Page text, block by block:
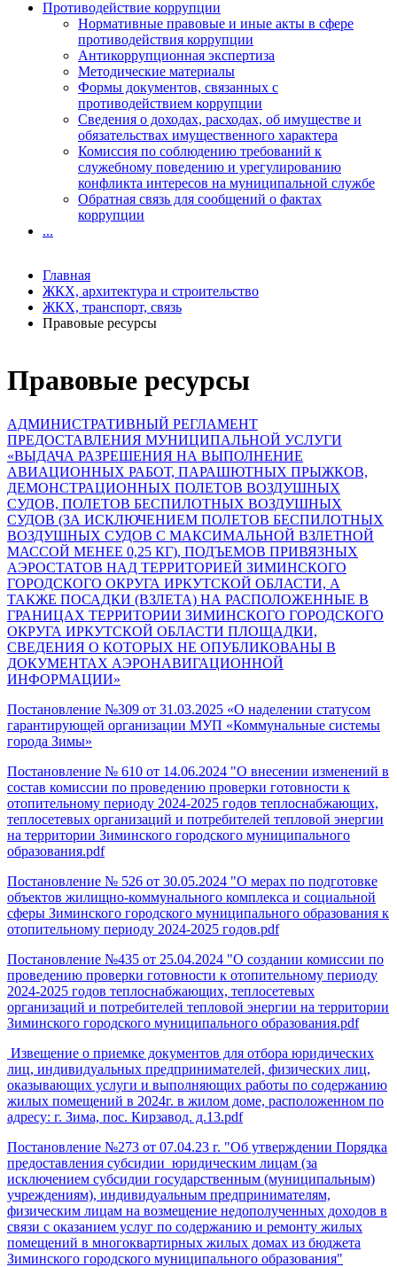
Правовые ресурсы
АДМИНИСТРАТИВНЫЙ РЕГЛАМЕНТ
ПРЕДОСТАВЛЕНИЯ МУНИЦИПАЛЬНОЙ УСЛУГИ
«ВЫДАЧА РАЗРЕШЕНИЯ НА ВЫПОЛНЕНИЕ
АВИАЦИОННЫХ РАБОТ, ПАРАШЮТНЫХ ПРЫЖКОВ,
ДЕМОНСТРАЦИОННЫХ ПОЛЕТОВ ВОЗДУШНЫХ
СУДОВ, ПОЛЕТОВ БЕСПИЛОТНЫХ ВОЗДУШНЫХ
СУДОВ (ЗА ИСКЛЮЧЕНИЕМ ПОЛЕТОВ БЕСПИЛОТНЫХ
ВОЗДУШНЫХ СУДОВ С МАКСИМАЛЬНОЙ ВЗЛЕТНОЙ
МАССОЙ МЕНЕЕ 0,25 КГ), ПОДЪЕМОВ ПРИВЯЗНЫХ
АЭРОСТАТОВ НАД ТЕРРИТОРИЕЙ ЗИМИНСКОГО
ГОРОДСКОГО ОКРУГА ИРКУТСКОЙ ОБЛАСТИ, А
ТАКЖЕ ПОСАДКИ (ВЗЛЕТА) НА РАСПОЛОЖЕННЫЕ В
ГРАНИЦАХ ТЕРРИТОРИИ ЗИМИНСКОГО ГОРОДСКОГО
ОКРУГА ИРКУТСКОЙ ОБЛАСТИ ПЛОЩАДКИ,
СВЕДЕНИЯ О КОТОРЫХ НЕ ОПУБЛИКОВАНЫ В
ДОКУМЕНТАХ АЭРОНАВИГАЦИОННОЙ
ИНФОРМАЦИИ»
Постановление №309 от 31.03.2025 «О наделении статусом
гарантирующей организации МУП «Коммунальные системы
города Зимы»
Постановление № 610 от 14.06.2024 "О внесении изменений в
состав комиссии по проведению проверки готовности к
отопительному периоду 2024-2025 годов теплоснабжающих,
теплосетевых организаций и потребителей тепловой энергии
на территории Зиминского городского муниципального
образования.pdf
Постановление № 526 от 30.05.2024 "О мерах по подготовке
объектов жилищно-коммунального комплекса и социальной
сферы Зиминского городского муниципального образования к
отопительному периоду 2024-2025 годов.pdf
Постановление №435 от 25.04.2024 "О создании комиссии по
проведению проверки готовности к отопительному периоду
2024-2025 годов теплоснабжающих, теплосетевых
организаций и потребителей тепловой энергии на территории
Зиминского городского муниципального образования.pdf
Извещение о приемке документов для отбора юридических
лиц, индивидуальных предпринимателей, физических лиц,
оказывающих услуги и выполняющих работы по содержанию
жилых помещений в 2024г. в жилом доме, расположенном по
адресу: г. Зима, пос. Кирзавод. д.13.pdf
Постановление №273 от 07.04.23 г. "Об утверждении Порядка
предоставления субсидии юридическим лицам (за
исключением субсидии государственным (муниципальным)
учреждениям), индивидуальным предпринимателям,
физическим лицам на возмещение недополученных доходов в
связи с оказанием услуг по содержанию и ремонту жилых
помещений в многоквартирных жилых домах из бюджета
Зиминского городского муниципального образования"
Противодействие коррупции
Нормативные правовые и иные акты в сфере
противодействия коррупции
Антикоррупционная экспертиза
Методические материалы
Формы документов, связанных с
противодействием коррупции
Сведения о доходах, расходах, об имуществе и
обязательствах имущественного характера
Комиссия по соблюдению требований к
служебному поведению и урегулированию
конфликта интересов на муниципальной службе
Обратная связь для сообщений о фактах
коррупции
...
Главная
ЖКХ, архитектура и строительство
ЖКХ, транспорт, связь
Правовые ресурсы